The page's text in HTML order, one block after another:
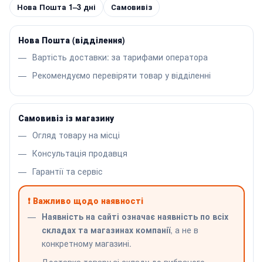
Нова Пошта 1–3 дні Самовивіз
Нова Пошта (відділення)
Вартість доставки: за тарифами оператора
Рекомендуємо перевіряти товар у відділенні
Самовивіз із магазину
Огляд товару на місці
Консультація продавця
Гарантії та сервіс
❗ Важливо щодо наявності
Наявність на сайті означає наявність по всіх
складах та магазинах компанії, а не в
конкретному магазині.